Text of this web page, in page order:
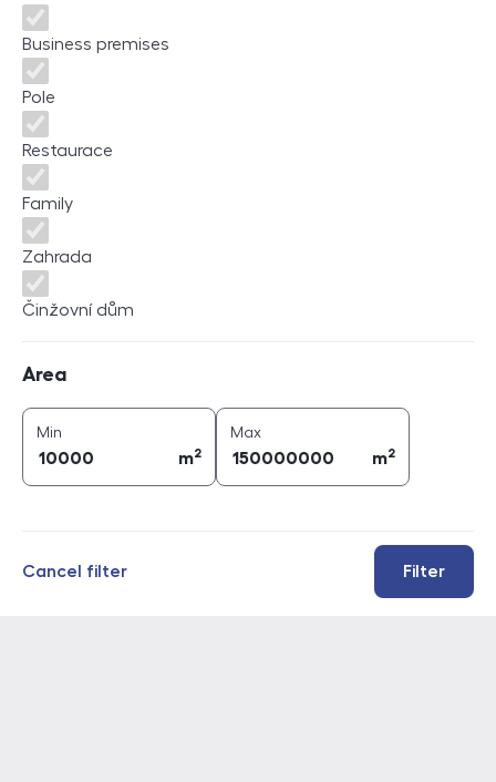
Business premises
Pole
Restaurace
Family
Zahrada
Činžovní dům
Area
Min
m2
Maxarea (
m2
Filter
Cancel filter